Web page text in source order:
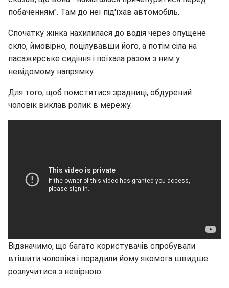
побаченням". Там до неї під'їхав автомобіль.
Спочатку жінка нахилилася до водія через опущене
скло, ймовірно, поцілувавши його, а потім сіла на
пасажирське сидіння і поїхала разом з ним у
невідомому напрямку.
Для того, щоб помститися зрадниці, обдурений
чоловік виклав ролик в мережу.
Відзначимо, що багато користувачів спробували
втішити чоловіка і порадили йому якомога швидше
розлучитися з невірною.